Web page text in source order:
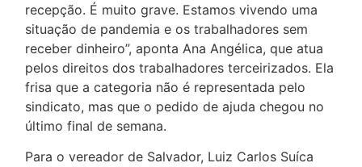
recepção. É muito grave. Estamos vivendo uma
situação de pandemia e os trabalhadores sem
receber dinheiro”, aponta Ana Angélica, que atua
pelos direitos dos trabalhadores terceirizados. Ela
frisa que a categoria não é representada pelo
sindicato, mas que o pedido de ajuda chegou no
último final de semana.
Para o vereador de Salvador, Luiz Carlos Suíca